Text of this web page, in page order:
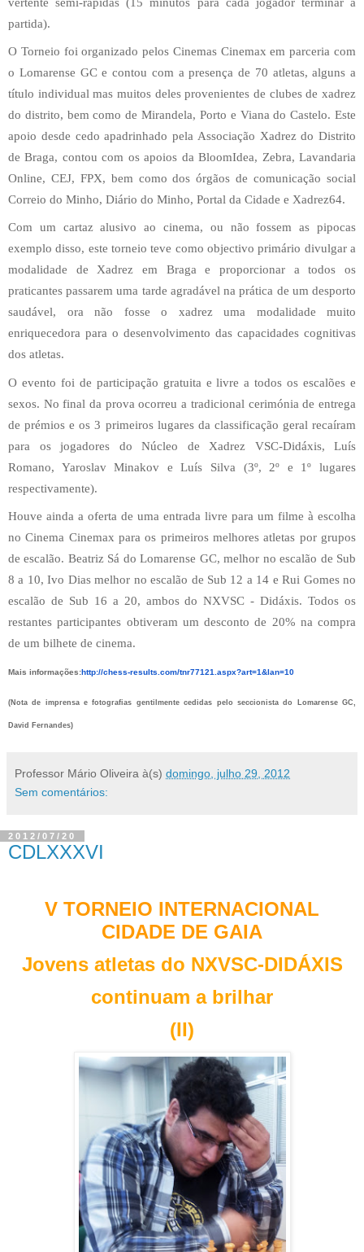
partida).
O Torneio foi organizado pelos Cinemas Cinemax em parceria com
o Lomarense GC e contou com a presença de 70 atletas, alguns a
título individual mas muitos deles provenientes de clubes de xadrez
do distrito, bem como de Mirandela, Porto e Viana do Castelo. Este
apoio desde cedo apadrinhado pela Associação Xadrez do Distrito
de Braga, contou com os apoios da BloomIdea, Zebra, Lavandaria
Online, CEJ, FPX, bem como dos órgãos de comunicação social
Correio do Minho, Diário do Minho, Portal da Cidade e Xadrez64.
Com um cartaz alusivo ao cinema, ou não fossem as pipocas
exemplo disso, este torneio teve como objectivo primário divulgar a
modalidade de Xadrez em Braga e proporcionar a todos os
praticantes passarem uma tarde agradável na prática de um desporto
saudável, ora não fosse o xadrez uma modalidade muito
enriquecedora para o desenvolvimento das capacidades cognitivas
dos atletas.
O evento foi de participação gratuita e livre a todos os escalões e
sexos. No final da prova ocorreu a tradicional cerimónia de entrega
de prémios e os 3 primeiros lugares da classificação geral recaíram
para os jogadores do Núcleo de Xadrez VSC-Didáxis, Luís
Romano, Yaroslav Minakov e Luís Silva (3º, 2º e 1º lugares
respectivamente).
Houve ainda a oferta de uma entrada livre para um filme à escolha
no Cinema Cinemax para os primeiros melhores atletas por grupos
de escalão. Beatriz Sá do Lomarense GC, melhor no escalão de Sub
8 a 10, Ivo Dias melhor no escalão de Sub 12 a 14 e Rui Gomes no
escalão de Sub 16 a 20, ambos do NXVSC - Didáxis. Todos os
restantes participantes obtiveram um desconto de 20% na compra
de um bilhete de cinema.
Mais informações:http://chess-results.com/tnr77121.aspx?art=1&lan=10
(Nota de imprensa e fotografias gentilmente cedidas pelo seccionista do Lomarense GC,
David Fernandes)
Professor Mário Oliveira à(s) domingo, julho 29, 2012
Sem comentários:
2012/07/20
CDLXXXVI
V TORNEIO INTERNACIONAL
CIDADE DE GAIA
Jovens atletas do NXVSC-DIDÁXIS
continuam a brilhar
(II)